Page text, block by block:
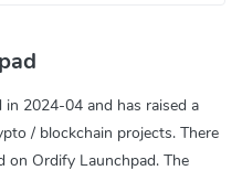
2024-04 and has raised a
/ blockchain projects. There
on Ordify Launchpad. The